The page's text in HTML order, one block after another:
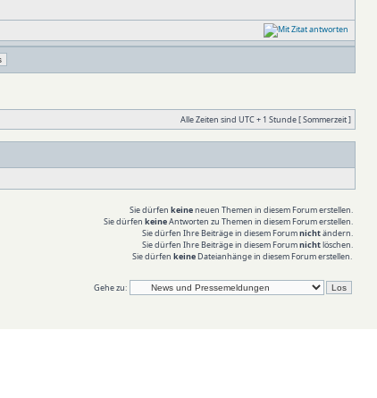
Alle Zeiten sind UTC + 1 Stunde [ Sommerzeit ]
Sie dürfen keineneuen Themen in diesem Forum erstellen.
Sie dürfen keineAntworten zu Themen in diesem Forum erstellen.
Sie dürfen Ihre Beiträge in diesem Forumnichtändern.
Sie dürfen Ihre Beiträge in diesem Forumnichtlöschen.
Sie dürfen keineDateianhänge in diesem Forum erstellen.
Gehe zu: